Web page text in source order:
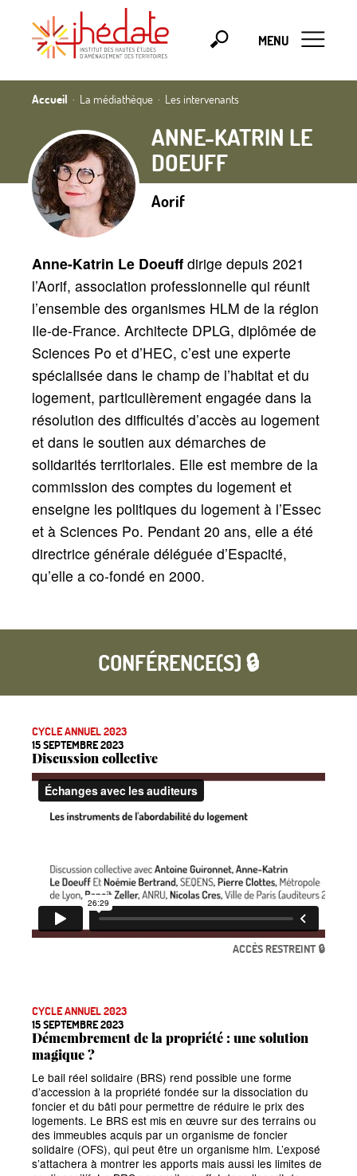
MENU
Accueil La médiathèque Les intervenants
ANNE-KATRIN LE
DOEUFF
Aorif
Anne-Katrin Le Doeuff dirige depuis 2021
l’Aorif, association professionnelle qui réunit
l’ensemble des organismes HLM de la région
Ile-de-France. Architecte DPLG, diplômée de
Sciences Po et d’HEC, c’est une experte
spécialisée dans le champ de l’habitat et du
logement, particulièrement engagée dans la
résolution des difficultés d’accès au logement
et dans le soutien aux démarches de
solidarités territoriales. Elle est membre de la
commission des comptes du logement et
enseigne les politiques du logement à l’Essec
et à Sciences Po. Pendant 20 ans, elle a été
directrice générale déléguée d’Espacité,
qu’elle a co-fondé en 2000.
CONFÉRENCE(S) 🔒
CYCLE ANNUEL 2023
15 SEPTEMBRE 2023
Discussion collective
ACCÈS RESTREINT 🔒
CYCLE ANNUEL 2023
15 SEPTEMBRE 2023
Démembrement de la propriété : une solution
magique?
Le bail réel solidaire (BRS) rend possible une forme
d’accession à la propriété fondée sur la dissociation du
foncier et du bâti pour permettre de réduire le prix des
logements. Le BRS est mis en œuvre sur des terrains ou
des immeubles acquis par un organisme de foncier
solidaire (OFS), qui peut être un organisme hlm. L’exposé
s’attachera à montrer les apports mais aussi les limites de